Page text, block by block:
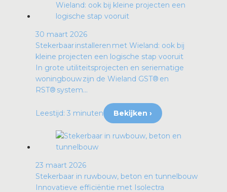
30 maart 2026
Stekerbaar installeren met Wieland: ook bij
kleine projecten een logische stap vooruit
In grote utiliteitsprojecten en seriematige
woningbouw zijn de Wieland GST® en
RST® system...
Leestijd: 3 minuten Bekijken ›
23 maart 2026
Stekerbaar in ruwbouw, beton en tunnelbouw
Innovatieve efficiëntie met Isolectra